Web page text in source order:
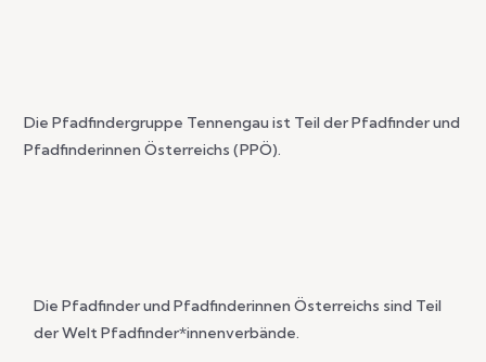
Die Pfadfindergruppe Tennengau ist Teil der Pfadfinder und
Pfadfinderinnen Österreichs (PPÖ).
Die Pfadfinder und Pfadfinderinnen Österreichs sind Teil
der Welt Pfadfinder*innenverbände.